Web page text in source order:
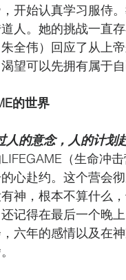
开始认真学习服侍
人。她的挑战一直
全伟）回应了从上
望可以先拥有属于
的世界
人的意念，人的计划
（生命冲
心赴约。这个营会
神，根本不算什么
记得在最后一个晚
六年的感情以及在